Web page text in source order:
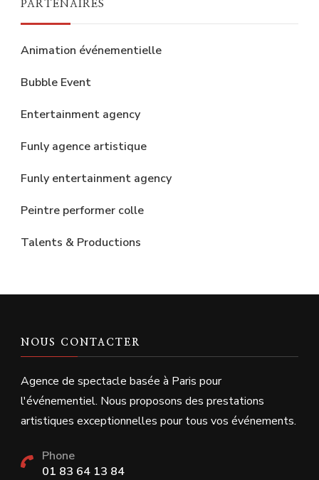
PARTENAIRES
Animation événementielle
Bubble Event
Entertainment agency
Funly agence artistique
Funly entertainment agency
Peintre performer colle
Talents & Productions
NOUS CONTACTER
Agence de spectacle basée à Paris pour
l'événementiel. Nous proposons des prestations
artistiques exceptionnelles pour tous vos événements.
Phone
01 83 64 13 84